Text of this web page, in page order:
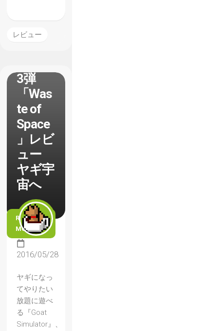
レビュー
【Goat
Simula
3弾
「Was
te of
Space
」レビ
ュー
ヤギ宇
宙へ
READ
MORE
2016/05/28
ヤギになっ
てやりたい
放題に遊べ
る『Goat
Simulator』、